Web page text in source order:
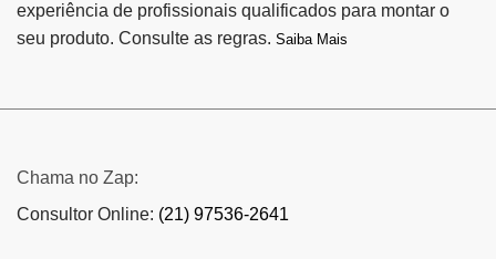
experiência de profissionais qualificados para montar o
seu produto. Consulte as regras. Saiba Mais
Chama no Zap:
Consultor Online: (21) 97536-2641